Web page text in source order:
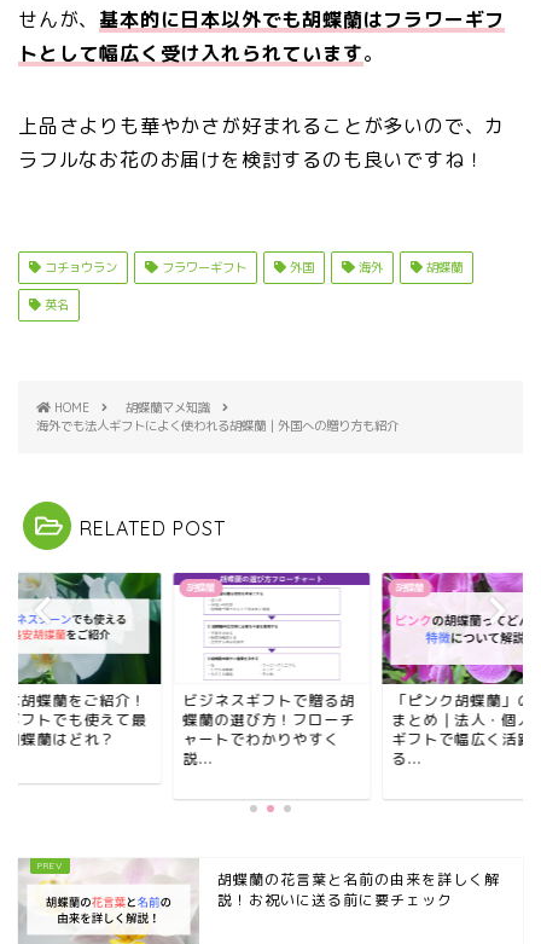
せんが、基本的に日本以外でも胡蝶蘭はフラワーギフ
トとして幅広く受け入れられています。
上品さよりも華やかさが好まれることが多いので、カ
ラフルなお花のお届けを検討するのも良いですね！
コチョウラン フラワーギフト 外国 海外 胡蝶蘭
英名
HOME
胡蝶蘭マメ知識
海外でも法人ギフトによく使われる胡蝶蘭｜外国への贈り方も紹介
RELATED POST
な胡蝶蘭をご紹介！
ギフトでも使えて最
胡蝶蘭はどれ？
胡蝶蘭
ビジネスギフトで贈る胡
蝶蘭の選び方！フローチ
ャートでわかりやすく
説...
胡蝶蘭
「ピンク胡蝶蘭」の
まとめ｜法人・個人
ギフトで幅広く活躍
る...
胡蝶蘭の花言葉と名前の由来を詳しく解
説！お祝いに送る前に要チェック